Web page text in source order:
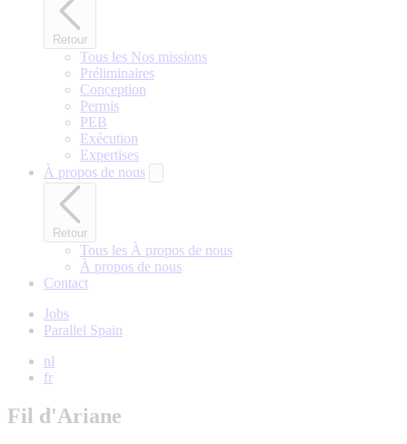
Retour
Tous les Nos missions
Préliminaires
Conception
Permis
PEB
Exécution
Expertises
À propos de nous
Retour
Tous les À propos de nous
À propos de nous
Contact
Jobs
Parallel Spain
nl
fr
Fil d'Ariane